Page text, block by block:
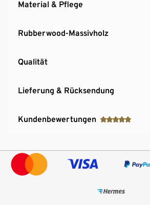
Material & Pflege
Rubberwood-Massivholz
Qualität
Lieferung & Rücksendung
Kundenbewertungen